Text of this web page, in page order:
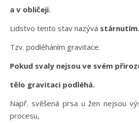
a v obličeji.
Lidstvo tento stav nazývá stárnutím.
Tzv. podléháním gravitace.
Pokud svaly nejsou ve svém
tělo gravitaci podléhá.
Např. svěšená prsa u žen nejsou
procesu,